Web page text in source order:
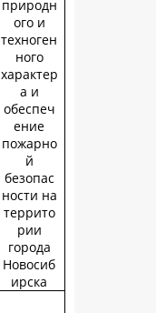
природн
ого и
техноген
ного
характер
а и
обеспеч
ение
пожарно
й
безопас
ности на
террито
рии
города
Новосиб
ирска